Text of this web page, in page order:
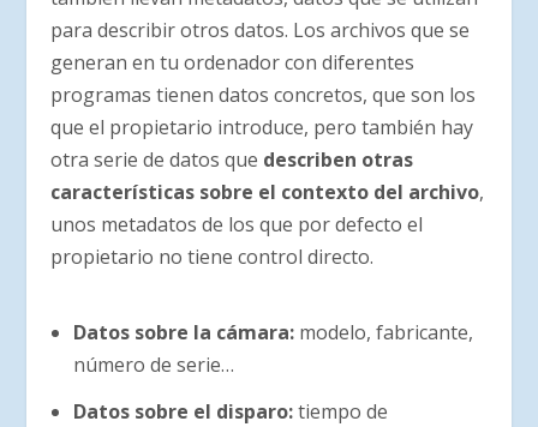
para describir otros datos. Los archivos que se
generan en tu ordenador con diferentes
programas tienen datos concretos, que son los
que el propietario introduce, pero también hay
otra serie de datos que describen otras
características sobre el contexto del archivo,
unos metadatos de los que por defecto el
propietario no tiene control directo.
Datos sobre la cámara:modelo, fabricante,
número de serie…
Datos sobre el disparo:tiempo de